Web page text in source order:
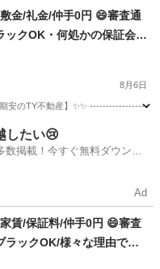
物件
金/礼金/仲手0円 😄審査通
ックOK・何処かの保証会社
理由で審査が難航している
日比谷線 小伝馬町駅 徒歩
を見る❗️TY38
8月6日
期安のTY不動産】✨✨
物件
したい😢
数掲載！今すぐ無料ダウンロ
Ad
賃/保証料/仲手0円 😄審査
ラックOK/様々な理由で審
OK✨ 京王線 調布駅 徒歩